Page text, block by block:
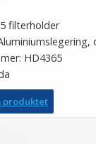
filterholder
HD4365
produktet